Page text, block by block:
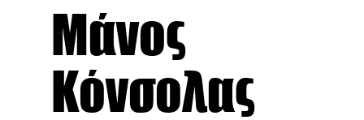
Μάνος
Κόνσολας